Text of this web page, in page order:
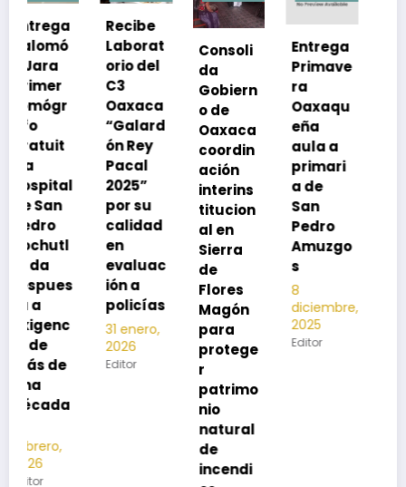
Recibe
Laborat
orio del
C3
Oaxaca
“Galard
ón Rey
Pacal
2025”
por su
calidad
en
evaluac
ión a
policías
31 enero,
2026
Editor
Consoli
da
o de
Oaxaca
coordin
ación
interins
titucion
al en
de
Flores
Magón
para
protege
r
Entrega
ra
Oaxaqu
eña
aula a
primari
a de
San
Pedro
Amuzgo
8
diciembre,
2025
Editor
Exhorta
SSO a
rse de
neumoc
oco
para
preveni
r la
neumon
ía
2025
Editor